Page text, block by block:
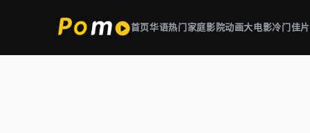
首页华语热门 家庭影院动画大电影冷门佳片